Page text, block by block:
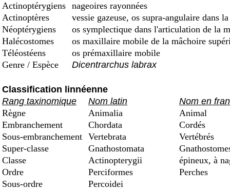
Actinoptérygiens nageoires rayonnées
Actinoptères
vessie gazeuse, os supra-angulaire dans
Néoptérygiens
os symplectique dans l'articulation de la
Halécostomes
os maxillaire mobile de la mâchoire
Téléostéens
os prémaxillaire mobile
Genre / Espèce
Dicentrarchus labrax
Classification linnéenne
Rang taxinomique
Nom latin
Nom en
Règne
Animalia
Animal
Embranchement
Chordata
Cordés
Sous-embranchement Vertebrata
Vertébrés
Super-classe
Gnathostomata
Classe
Actinopterygii
épineux, à
Ordre
Perciformes
Perches
Sous-ordre
Percoidei